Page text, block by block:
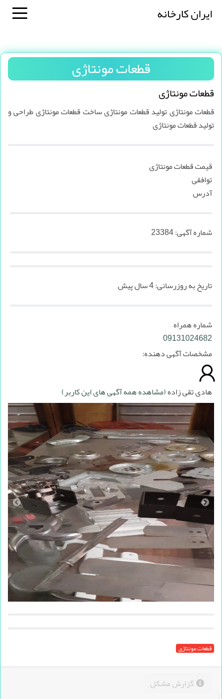
ایران کارخانه
قطعات مونتاژی
قطعات مونتاژی
قطعات مونتاژی تولید قطعات مونتاژی ساخت قطعات مونتاژی طراحی و
تولید قطعات مونتاژی
قیمت قطعات مونتاژی
توافقی
آدرس
شماره آگهی:23384
تاریخ به روزرسانی:4 سال پیش
شماره همراه
09131024682
مشخصات آگهی دهنده:
هادی تقی زاده(مشاهده همه آگهی های این کاربر)
قطعات مونتاژی
گزارش مشکل